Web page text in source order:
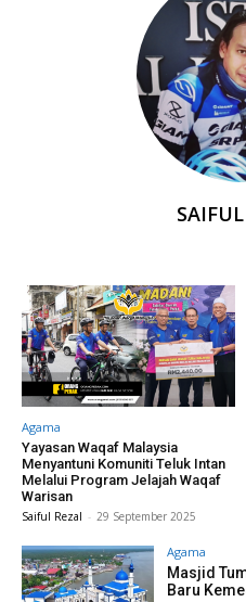
Agama
Yayasan Waqaf Malaysia
Menyantuni Komuniti Teluk Intan
Melalui Program Jelajah Waqaf
Warisan
Saiful Rezal - 29 September 2025
Agama
Masjid
Baru